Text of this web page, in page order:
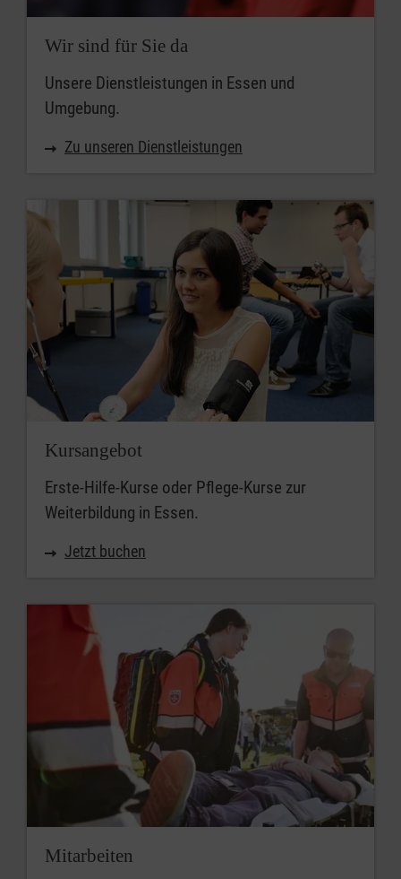
Wir sind für Sie da
Unsere Dienstleistungen in Essen und
Umgebung.
Zu unseren Dienstleistungen
Kursangebot
Erste-Hilfe-Kurse oder Pflege-Kurse zur
Weiterbildung in Essen.
Jetzt buchen
Mitarbeiten